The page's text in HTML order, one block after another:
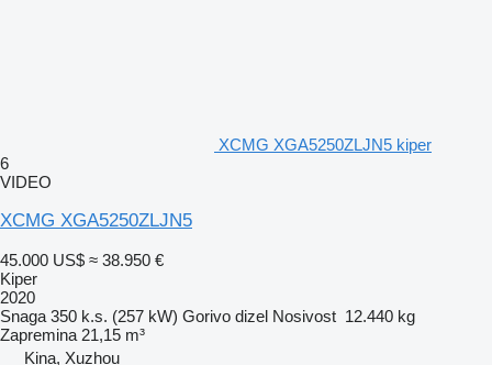
XCMG XGA5250ZLJN5 kiper
6
VIDEO
XCMG XGA5250ZLJN5
45.000 US$ ≈ 38.950 €
Kiper
2020
Snaga 350 k.s. (257 kW) Gorivo dizel Nosivost 12.440 kg
Zapremina 21,15 m³
Kina, Xuzhou